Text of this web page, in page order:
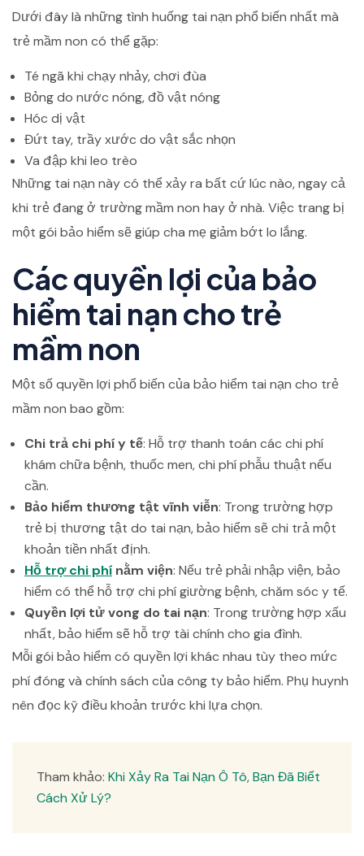
Dưới đây là những tình huống tai nạn phổ biến nhất mà
trẻ mầm non có thể gặp:
Té ngã khi chạy nhảy, chơi đùa
Bỏng do nước nóng, đồ vật nóng
Hóc dị vật
Đứt tay, trầy xước do vật sắc nhọn
Va đập khi leo trèo
Những tai nạn này có thể xảy ra bất cứ lúc nào, ngay cả
khi trẻ đang ở trường mầm non hay ở nhà. Việc trang bị
một gói bảo hiểm sẽ giúp cha mẹ giảm bớt lo lắng.
Các quyền lợi của bảo
hiểm tai nạn cho trẻ
mầm non
Một số quyền lợi phổ biến của bảo hiểm tai nạn cho trẻ
mầm non bao gồm:
Chi trả chi phí y tế: Hỗ trợ thanh toán các chi phí
khám chữa bệnh, thuốc men, chi phí phẫu thuật nếu
cần.
Bảo hiểm thương tật vĩnh viễn: Trong trường hợp
trẻ bị thương tật do tai nạn, bảo hiểm sẽ chi trả một
khoản tiền nhất định.
Hỗ trợ chi phí nằm viện: Nếu trẻ phải nhập viện, bảo
hiểm có thể hỗ trợ chi phí giường bệnh, chăm sóc y tế.
Quyền lợi tử vong do tai nạn: Trong trường hợp xấu
nhất, bảo hiểm sẽ hỗ trợ tài chính cho gia đình.
Mỗi gói bảo hiểm có quyền lợi khác nhau tùy theo mức
phí đóng và chính sách của công ty bảo hiểm. Phụ huynh
nên đọc kỹ điều khoản trước khi lựa chọn.
Tham khảo: Khi Xảy Ra Tai Nạn Ô Tô, Bạn Đã Biết
Cách Xử Lý?